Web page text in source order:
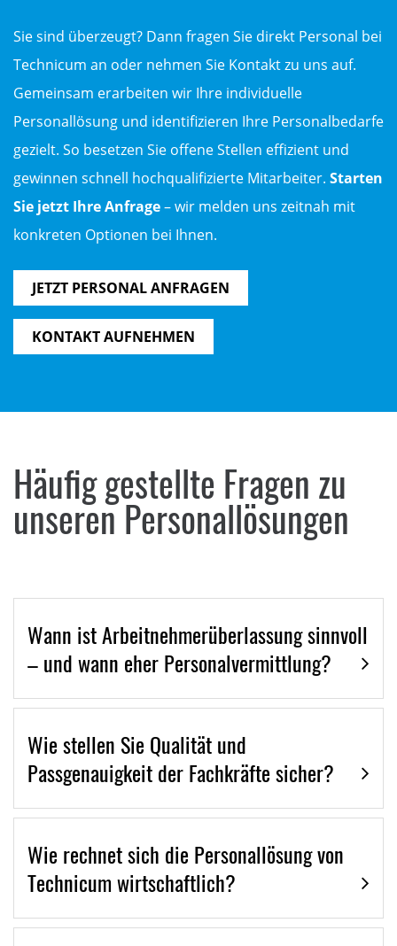
Sie sind überzeugt? Dann fragen Sie direkt Personal bei
Technicum an oder nehmen Sie Kontakt zu uns auf.
Gemeinsam erarbeiten wir Ihre individuelle
Personallösung und identifizieren Ihre Personalbedarfe
gezielt. So besetzen Sie offene Stellen effizient und
gewinnen schnell hochqualifizierte Mitarbeiter. Starten
Sie jetzt Ihre Anfrage– wir melden uns zeitnah mit
konkreten Optionen bei Ihnen.
JETZT PERSONAL ANFRAGEN
KONTAKT AUFNEHMEN
Häufig gestellte Fragen zu
unseren Personallösungen
Wann ist Arbeitnehmerüberlassung sinnvoll
– und wann eher Personalvermittlung?
Wie stellen Sie Qualität und
Passgenauigkeit der Fachkräfte sicher?
Wie rechnet sich die Personallösung von
Technicum wirtschaftlich?